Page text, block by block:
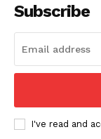
Subscribe
I've read and